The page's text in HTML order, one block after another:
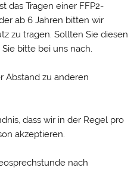
das Tragen einer FFP2-
ab 6 Jahren bitten wir
zu tragen. Sollten Sie diesen
bitte bei uns nach.
Abstand zu anderen
dass wir in der Regel pro
akzeptieren.
nach